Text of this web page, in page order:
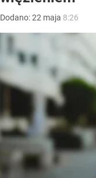
Dodano:22 maja 8:26